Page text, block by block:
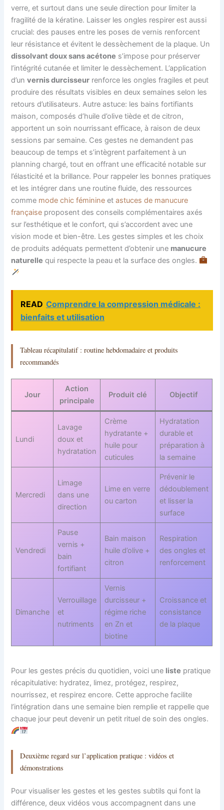
verre, et surtout dans une seule direction pour limiter la
fragilité de la kératine. Laisser les ongles respirer est aussi
crucial: des pauses entre les poses de vernis renforcent
leur résistance et évitent le dessèchement de la plaque. Un
dissolvant doux sans acétone s’impose pour préserver
l’intégrité cutanée et limiter le dessèchement. L’application
d’unvernis durcisseur renforce les ongles fragiles et peut
produire des résultats visibles en deux semaines selon les
retours d’utilisateurs. Autre astuce: les bains fortifiants
maison, composés d’huile d’olive tiède et de citron,
apportent un soin nourrissant efficace, à raison de deux
sessions par semaine. Ces gestes ne demandent pas
beaucoup de temps et s’intègrent parfaitement à un
planning chargé, tout en offrant une efficacité notable sur
l’élasticité et la brillance. Pour rappeler les bonnes pratiques
et les intégrer dans une routine fluide, des ressources
comme mode chic féminine etastuces de manucure
française proposent des conseils complémentaires axés
sur l’esthétique et le confort, qui s’accordent avec une
vision mode et bien-être. Les gestes simples et les choix
de produits adéquats permettent d’obtenir une manucure
naturelle qui respecte la peau et la surface des ongles.
READ Comprendre la compression médicale :
bienfaits et utilisation
Tableau récapitulatif : routine hebdomadaire et produits
recommandés
Jour
Action
principale
Produit clé Objectif
Lundi
Lavage
doux et
hydratation
Crème
hydratante +
huile pour
cuticules
Hydratation
durable et
préparation à
la semaine
Mercredi
Limage
dans une
direction
Lime en verre
ou carton
Prévenir le
dédoublement
et lisser la
surface
Vendredi
Pause
vernis +
bain
fortifiant
Bain maison
huile d’olive +
citron
Respiration
des ongles et
renforcement
Dimanche
Verrouillage
et
nutriments
Vernis
durcisseur +
régime riche
en Zn et
biotine
Croissance et
consistance
de la plaque
Pour les gestes précis du quotidien, voici une liste pratique
récapitulative: hydratez, limez, protégez, respirez,
nourrissez, et respirez encore. Cette approche facilite
l’intégration dans une semaine bien remplie et rappelle que
chaque jour peut devenir un petit rituel de soin des ongles.
Deuxième regard sur l’application pratique : vidéos et
démonstrations
Pour visualiser les gestes et les gestes subtils qui font la
différence, deux vidéos vous accompagnent dans une